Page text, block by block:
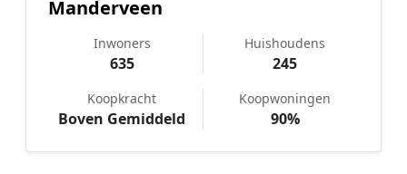
Manderveen
Inwoners
635
Huishoudens
245
Koopkracht
Boven Gemiddeld
Koopwoningen
90%